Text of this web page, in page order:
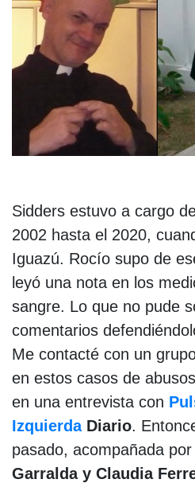
Sidders estuvo a cargo
2002 hasta el 2020,
Iguazú. Rocío supo de
leyó una nota en los
sangre. Lo que no pude
comentarios
Me contacté con un
en estos casos de
en una entrevista con
IzquierdaDiario.
pasado, acompañada
Garralda y Claudia